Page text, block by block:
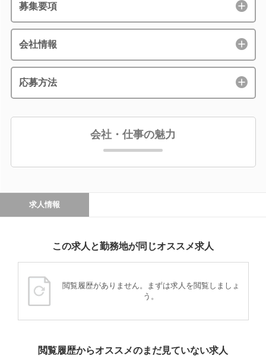
募集要項
会社情報
応募方法
会社・仕事の魅力
求人情報
この求人と勤務地が同じオススメ求人
閲覧履歴がありません。まずは求人を閲覧しましょ
う。
閲覧履歴からオススメのまだ見ていない求人